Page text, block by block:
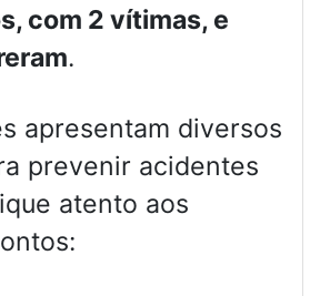
com 2 vítimas, e
.
apresentam diversos
prevenir acidentes
atento aos